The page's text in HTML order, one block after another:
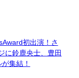
初出演！さ
に鈴鹿央士、豊田
集結！